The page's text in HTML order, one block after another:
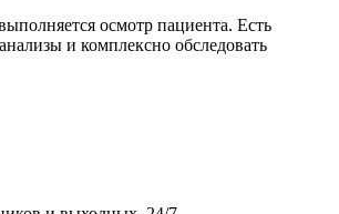
осмотр пациента. Есть
и комплексно обследовать